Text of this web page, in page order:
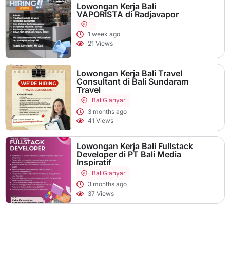
Lowongan Kerja Bali
VAPORISTA di Radjavapor
1 week ago
21 Views
Lowongan Kerja Bali Travel
Consultant di Bali Sundaram
Travel
BaliGianyar
3 months ago
41 Views
Lowongan Kerja Bali Fullstack
Developer di PT Bali Media
Inspiratif
BaliGianyar
3 months ago
37 Views